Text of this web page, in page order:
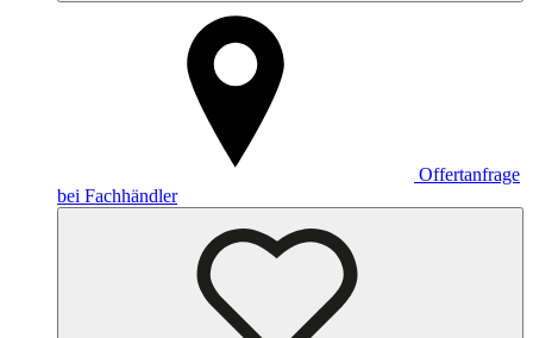
Offertanfrage
bei Fachhändler